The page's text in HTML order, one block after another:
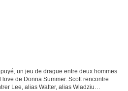
un jeu de drague entre deux hommes
de Donna Summer. Scott rencontre
Lee, alias Walter, alias Wladziu